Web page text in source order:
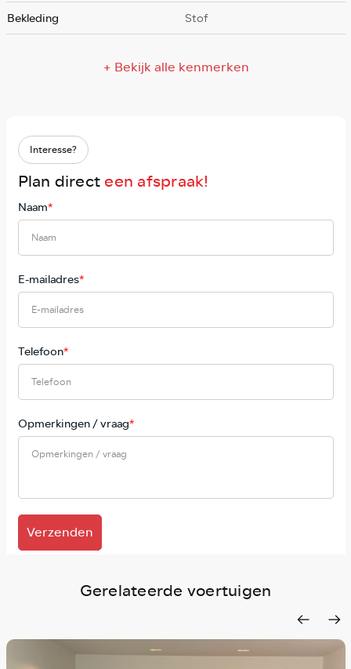
Bekleding
Stof
+ Bekijk alle kenmerken
Interesse?
Plan directeen afspraak!
Naam*
E-mailadres*
Telefoon*
Opmerkingen / vraag*
Verzenden
Gerelateerde voertuigen